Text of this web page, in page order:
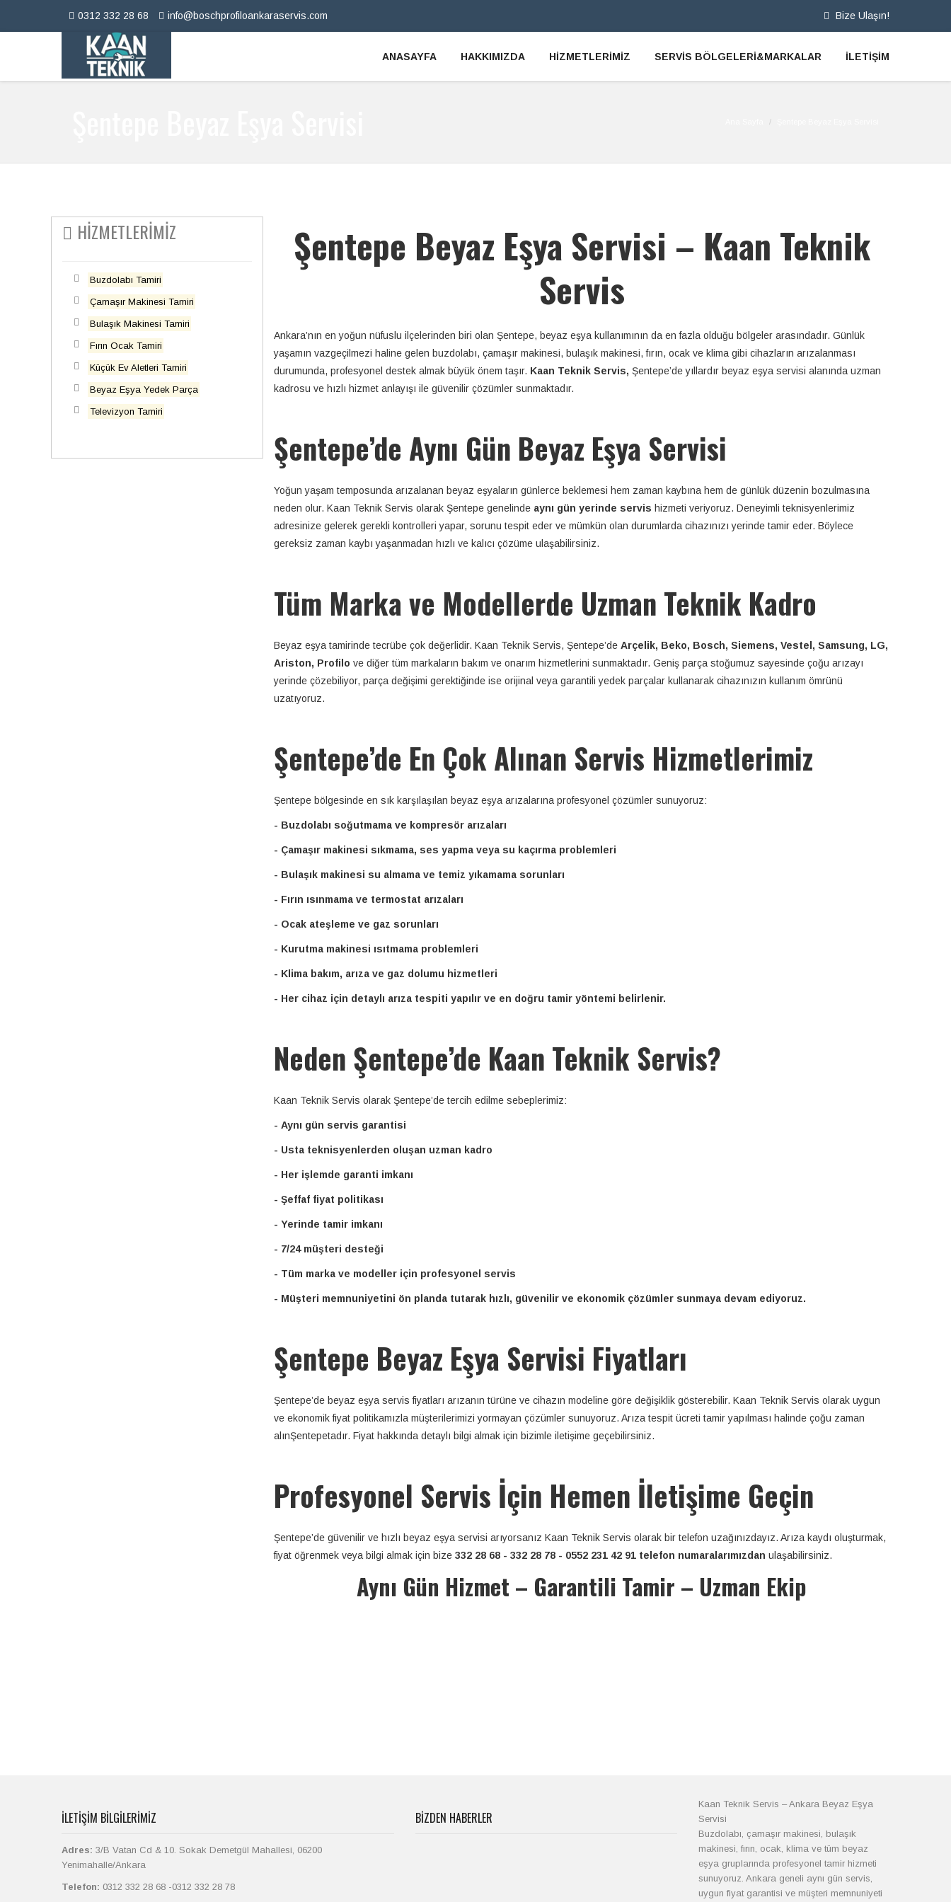
0312 332 28 68 info@boschprofiloankaraservis.com Bize Ulaşın!
ANASAYFA HAKKIMIZDA HİZMETLERİMİZ SERVİS BÖLGELERİ&MARKALAR İLETİŞİM
Şentepe Beyaz Eşya Servisi – Kaan Teknik
Servis
Ankara’nın en yoğun nüfuslu ilçelerinden biri olan Şentepe, beyaz eşya kullanımının da en fazla olduğu bölgeler arasındadır. Günlük
yaşamın vazgeçilmezi haline gelen buzdolabı, çamaşır makinesi, bulaşık makinesi, fırın, ocak ve klima gibi cihazların arızalanması
durumunda, profesyonel destek almak büyük önem taşır. Kaan Teknik Servis, Şentepe’de yıllardır beyaz eşya servisi alanında uzman
kadrosu ve hızlı hizmet anlayışı ile güvenilir çözümler sunmaktadır.
Şentepe’de Aynı Gün Beyaz Eşya Servisi
Yoğun yaşam temposunda arızalanan beyaz eşyaların günlerce beklemesi hem zaman kaybına hem de günlük düzenin bozulmasına
neden olur. Kaan Teknik Servis olarak Şentepe genelinde aynı gün yerinde servis hizmeti veriyoruz. Deneyimli teknisyenlerimiz
adresinize gelerek gerekli kontrolleri yapar, sorunu tespit eder ve mümkün olan durumlarda cihazınızı yerinde tamir eder. Böylece
gereksiz zaman kaybı yaşanmadan hızlı ve kalıcı çözüme ulaşabilirsiniz.
Tüm Marka ve Modellerde Uzman Teknik Kadro
Beyaz eşya tamirinde tecrübe çok değerlidir. Kaan Teknik Servis, Şentepe’de Arçelik, Beko, Bosch, Siemens, Vestel, Samsung, LG,
Ariston, Profilo ve diğer tüm markaların bakım ve onarım hizmetlerini sunmaktadır. Geniş parça stoğumuz sayesinde çoğu arızayı
yerinde çözebiliyor, parça değişimi gerektiğinde ise orijinal veya garantili yedek parçalar kullanarak cihazınızın kullanım ömrünü
uzatıyoruz.
Şentepe’de En Çok Alınan Servis Hizmetlerimiz
Şentepe bölgesinde en sık karşılaşılan beyaz eşya arızalarına profesyonel çözümler sunuyoruz:
- Buzdolabı soğutmama ve kompresör arızaları
- Çamaşır makinesi sıkmama, ses yapma veya su kaçırma problemleri
- Bulaşık makinesi su almama ve temiz yıkamama sorunları
- Fırın ısınmama ve termostat arızaları
- Ocak ateşleme ve gaz sorunları
- Kurutma makinesi ısıtmama problemleri
- Klima bakım, arıza ve gaz dolumu hizmetleri
- Her cihaz için detaylı arıza tespiti yapılır ve en doğru tamir yöntemi belirlenir.
Neden Şentepe’de Kaan Teknik Servis?
Kaan Teknik Servis olarak Şentepe’de tercih edilme sebeplerimiz:
- Aynı gün servis garantisi
- Usta teknisyenlerden oluşan uzman kadro
- Her işlemde garanti imkanı
- Şeffaf fiyat politikası
- Yerinde tamir imkanı
- 7/24 müşteri desteği
- Tüm marka ve modeller için profesyonel servis
- Müşteri memnuniyetini ön planda tutarak hızlı, güvenilir ve ekonomik çözümler sunmaya devam ediyoruz.
Şentepe Beyaz Eşya Servisi Fiyatları
Şentepe’de beyaz eşya servis fiyatları arızanın türüne ve cihazın modeline göre değişiklik gösterebilir. Kaan Teknik Servis olarak uygun
ve ekonomik fiyat politikamızla müşterilerimizi yormayan çözümler sunuyoruz. Arıza tespit ücreti tamir yapılması halinde çoğu zaman
alınŞentepetadır. Fiyat hakkında detaylı bilgi almak için bizimle iletişime geçebilirsiniz.
Profesyonel Servis İçin Hemen İletişime Geçin
Şentepe’de güvenilir ve hızlı beyaz eşya servisi arıyorsanız Kaan Teknik Servis olarak bir telefon uzağınızdayız. Arıza kaydı oluşturmak,
fiyat öğrenmek veya bilgi almak için bize 332 28 68 - 332 28 78 - 0552 231 42 91 telefon numaralarımızdan ulaşabilirsiniz.
Aynı Gün Hizmet – Garantili Tamir – Uzman Ekip
HİZMETLERİMİZ
Buzdolabı Tamiri
Çamaşır Makinesi Tamiri
Bulaşık Makinesi Tamiri
Fırın Ocak Tamiri
Küçük Ev Aletleri Tamiri
Beyaz Eşya Yedek Parça
Televizyon Tamiri
İLETIŞIM BILGILERIMIZ
Adres: 3/B Vatan Cd & 10. Sokak Demetgül Mahallesi, 06200
Yenimahalle/Ankara
Telefon: 0312 332 28 68 -0312 332 28 78
BIZDEN HABERLER
Kaan Teknik Servis – Ankara Beyaz Eşya
Servisi
Buzdolabı, çamaşır makinesi, bulaşık
makinesi, fırın, ocak, klima ve tüm beyaz
eşya gruplarında profesyonel tamir hizmeti
sunuyoruz. Ankara geneli aynı gün servis,
uygun fiyat garantisi ve müşteri memnuniyeti